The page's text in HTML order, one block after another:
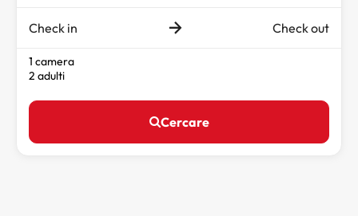
Check in Check out
1 camera
2 adulti
Cercare